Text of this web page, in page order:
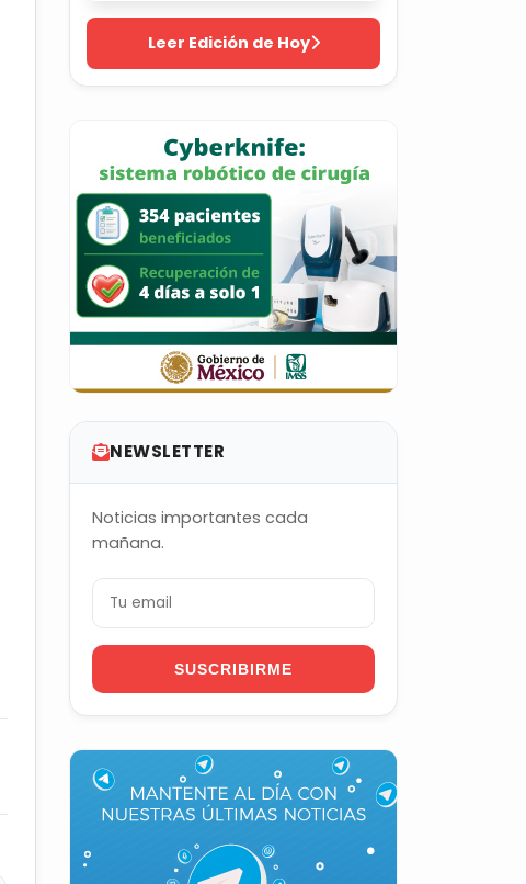
Leer Edición de Hoy
NEWSLETTER
Noticias importantes cada
mañana.
SUSCRIBIRME